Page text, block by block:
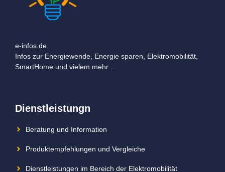
e-infos.de
Infos zur Energiewende, Energie sparen, Elektromobilität,
SmartHome und vielem mehr…
Dienstleistungn
Beratung und Information
Produktempfehlungen und Vergleiche
Dienstleistungen im Bereich der Elektromobilität